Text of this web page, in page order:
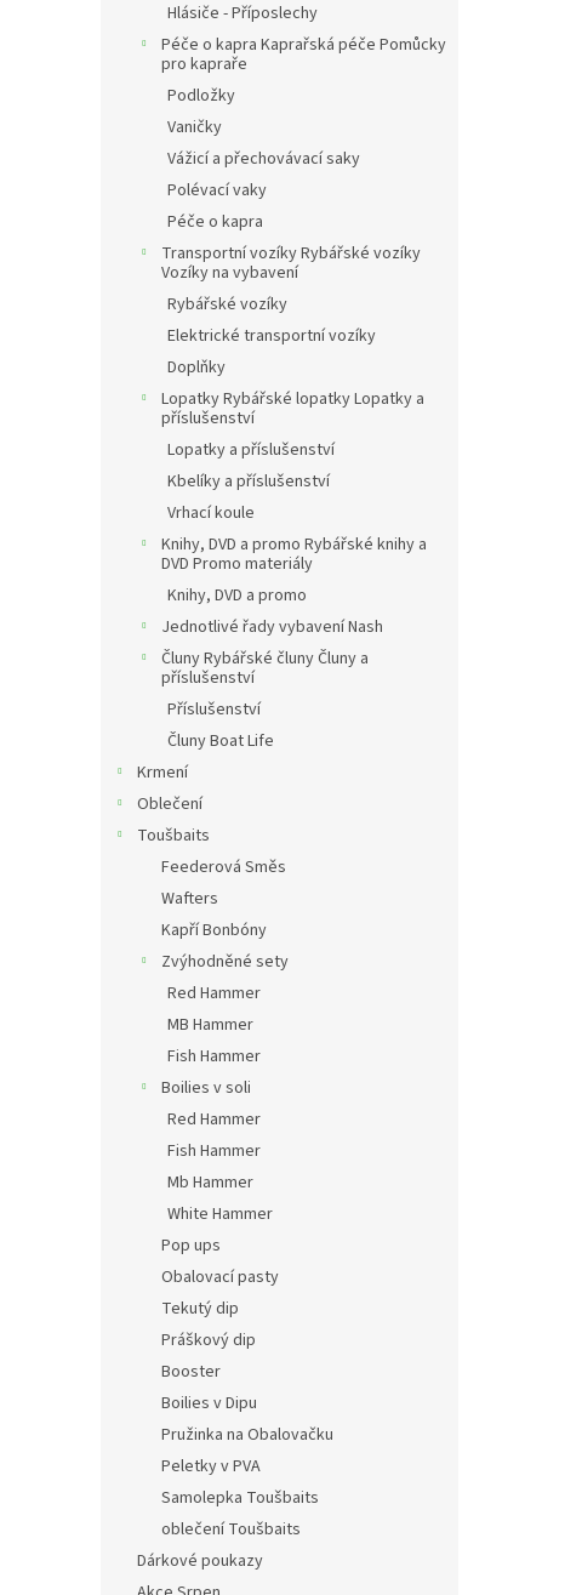
Hlásiče - Příposlechy
Péče o kapra Kaprařská péče Pomůcky
pro kapraře
Podložky
Vaničky
Vážicí a přechovávací saky
Polévací vaky
Péče o kapra
Transportní vozíky Rybářské vozíky
Vozíky na vybavení
Rybářské vozíky
Elektrické transportní vozíky
Doplňky
Lopatky Rybářské lopatky Lopatky a
příslušenství
Lopatky a příslušenství
Kbelíky a příslušenství
Vrhací koule
Knihy, DVD a promo Rybářské knihy a
DVD Promo materiály
Knihy, DVD a promo
Jednotlivé řady vybavení Nash
Čluny Rybářské čluny Čluny a
příslušenství
Příslušenství
Čluny Boat Life
Krmení
Oblečení
Toušbaits
Feederová Směs
Wafters
Kapří Bonbóny
Zvýhodněné sety
Red Hammer
MB Hammer
Fish Hammer
Boilies v soli
Red Hammer
Fish Hammer
Mb Hammer
White Hammer
Pop ups
Obalovací pasty
Tekutý dip
Práškový dip
Booster
Boilies v Dipu
Pružinka na Obalovačku
Peletky v PVA
Samolepka Toušbaits
oblečení Toušbaits
Dárkové poukazy